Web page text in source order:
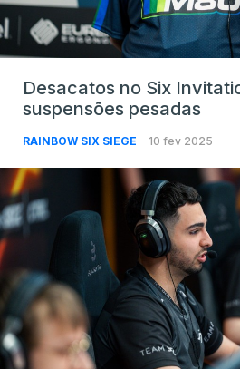
Desacatos no Six
suspensões pesadas
RAINBOW SIX SIEGE 10 fev 2025